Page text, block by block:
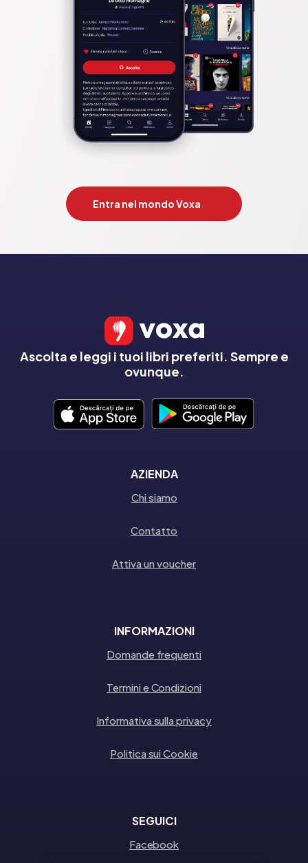
Entra nel mondo Voxa
Ascolta e leggi i tuoi libri preferiti. Sempre e
ovunque.
AZIENDA
Chi siamo
Contatto
Attiva un voucher
INFORMAZIONI
Domande frequenti
Termini e Condizioni
Informativa sulla privacy
Politica sui Cookie
SEGUICI
Facebook